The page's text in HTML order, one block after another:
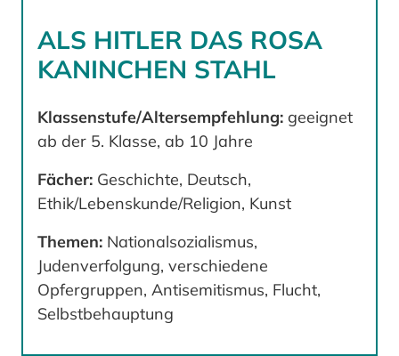
ALS HITLER DAS ROSA
KANINCHEN STAHL
Klassenstufe/Altersempfehlung: geeignet
ab der 5. Klasse, ab 10 Jahre
Fächer: Geschichte, Deutsch,
Ethik/Lebenskunde/Religion, Kunst
Themen: Nationalsozialismus,
Judenverfolgung, verschiedene
Opfergruppen, Antisemitismus, Flucht,
Selbstbehauptung